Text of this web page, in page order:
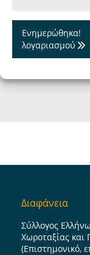
λογαριασμού
Διαφάνεια
Σύλλογος
Χωροταξίας και
(Επιστημονικό,